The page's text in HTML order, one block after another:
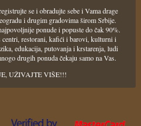
se i obradujte sebe i Vama drage
i drugim gradovima širom Srbije.
ponude i popuste do čak 90%.
centri, restorani, kafići i barovi, kulturni i
edukacija, putovanja i krstarenja, ludi
drugih ponuda čekaju samo na Vas.
UŽIVAJTE VIŠE!!!